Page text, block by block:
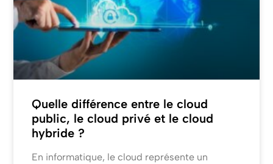
Quelle différence entre le cloud
public, le cloud privé et le cloud
hybride ?
En informatique, le cloud représente un